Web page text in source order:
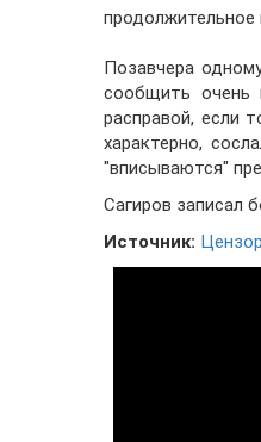
продолжительное
Позавчера
сообщить очень
расправой, если
характерно,
"вписываются"
Сагиров записал
Источник: Цензор